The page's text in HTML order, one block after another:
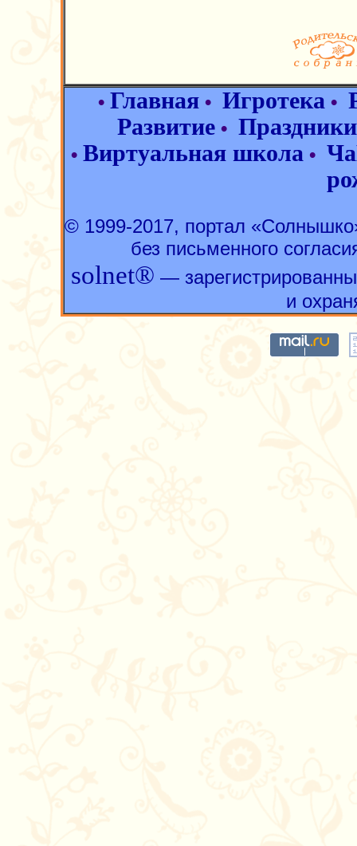
• Главная • Игротека •
Развитие• Праздники
• Виртуальная школа •
© 1999-2017, портал
без письменного
solnet® —
и